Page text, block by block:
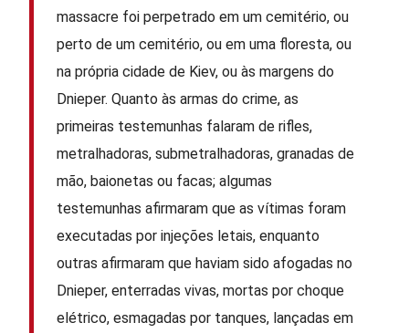
massacre foi perpetrado em um cemitério, ou
perto de um cemitério, ou em uma floresta, ou
na própria cidade de Kiev, ou às margens do
Dnieper. Quanto às armas do crime, as
primeiras testemunhas falaram de rifles,
metralhadoras, submetralhadoras, granadas de
mão, baionetas ou facas; algumas
testemunhas afirmaram que as vítimas foram
executadas por injeções letais, enquanto
outras afirmaram que haviam sido afogadas no
Dnieper, enterradas vivas, mortas por choque
elétrico, esmagadas por tanques, lançadas em